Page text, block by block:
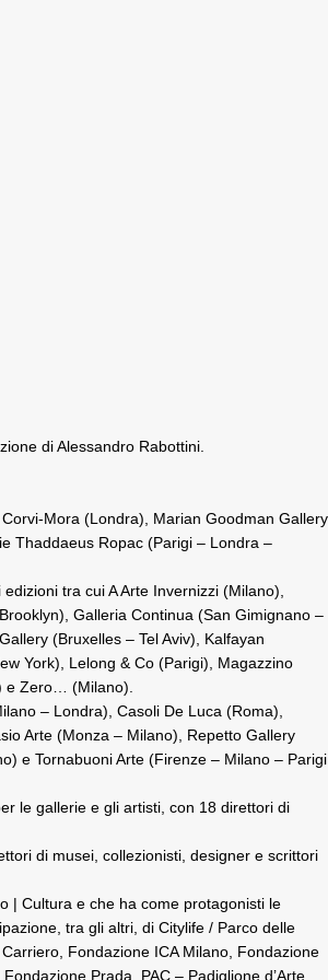
di Alessandro Rabottini.
Mora (Londra), Marian Goodman Gallery
Thaddaeus Ropac (Parigi – Londra –
tra cui A Arte Invernizzi (Milano),
Galleria Continua (San Gimignano –
(Bruxelles – Tel Aviv), Kalfayan
York), Lelong & Co (Parigi), Magazzino
e Zero… (Milano).
– Londra), Casoli De Luca (Roma),
Arte (Monza – Milano), Repetto Gallery
e Tornabuoni Arte (Firenze – Milano – Parigi
le gallerie e gli artisti, con 18 direttori di
di musei, collezionisti, designer e scrittori
| Cultura e che ha come protagonisti le
tra gli altri, di Citylife / Parco delle
Fondazione ICA Milano, Fondazione
Prada, PAC – Padiglione d’Arte